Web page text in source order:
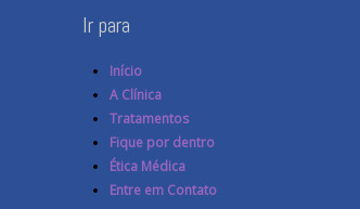
Ir para
Início
A Clínica
Tratamentos
Fique por dentro
Ética Médica
Entre em Contato